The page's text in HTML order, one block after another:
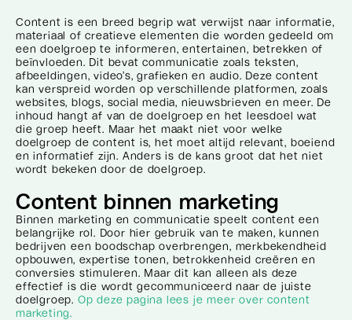
Content is een breed begrip wat verwijst naar informatie,
materiaal of creatieve elementen die worden gedeeld om
een doelgroep te informeren, entertainen, betrekken of
beïnvloeden. Dit bevat communicatie zoals teksten,
afbeeldingen, video’s, grafieken en audio. Deze content
kan verspreid worden op verschillende platformen, zoals
websites, blogs, social media, nieuwsbrieven en meer. De
inhoud hangt af van de doelgroep en het leesdoel wat
die groep heeft. Maar het maakt niet voor welke
doelgroep de content is, het moet altijd relevant, boeiend
en informatief zijn. Anders is de kans groot dat het niet
wordt bekeken door de doelgroep.
Content binnen marketing
Binnen marketing en communicatie speelt content een
belangrijke rol. Door hier gebruik van te maken, kunnen
bedrijven een boodschap overbrengen, merkbekendheid
opbouwen, expertise tonen, betrokkenheid creëren en
conversies stimuleren. Maar dit kan alleen als deze
effectief is die wordt gecommuniceerd naar de juiste
doelgroep. Op deze pagina lees je meer over content
marketing.